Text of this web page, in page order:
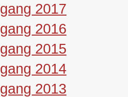
2017
2016
2015
2014
2013